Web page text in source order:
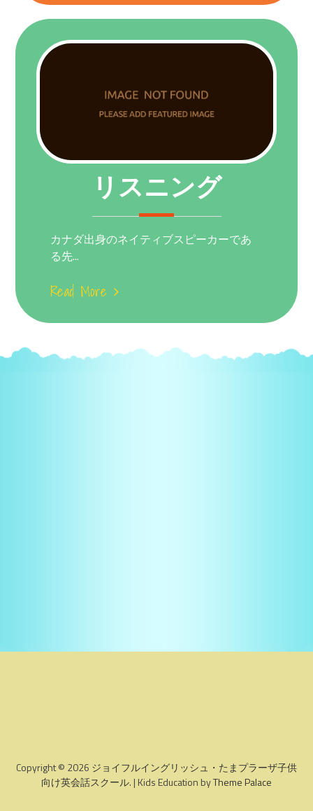
リスニング
カナダ出身のネイティブスピーカーであ
る先...
Read More
Copyright © 2026 ジョイフルイングリッシュ・たまプラーザ子供
向け英会話スクール. | Kids Education byTheme Palace